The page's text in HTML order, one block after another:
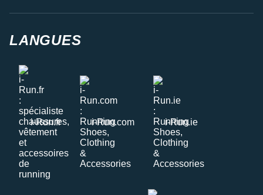
LANGUES
i-Run.fr i-Run.com i-Run.ie